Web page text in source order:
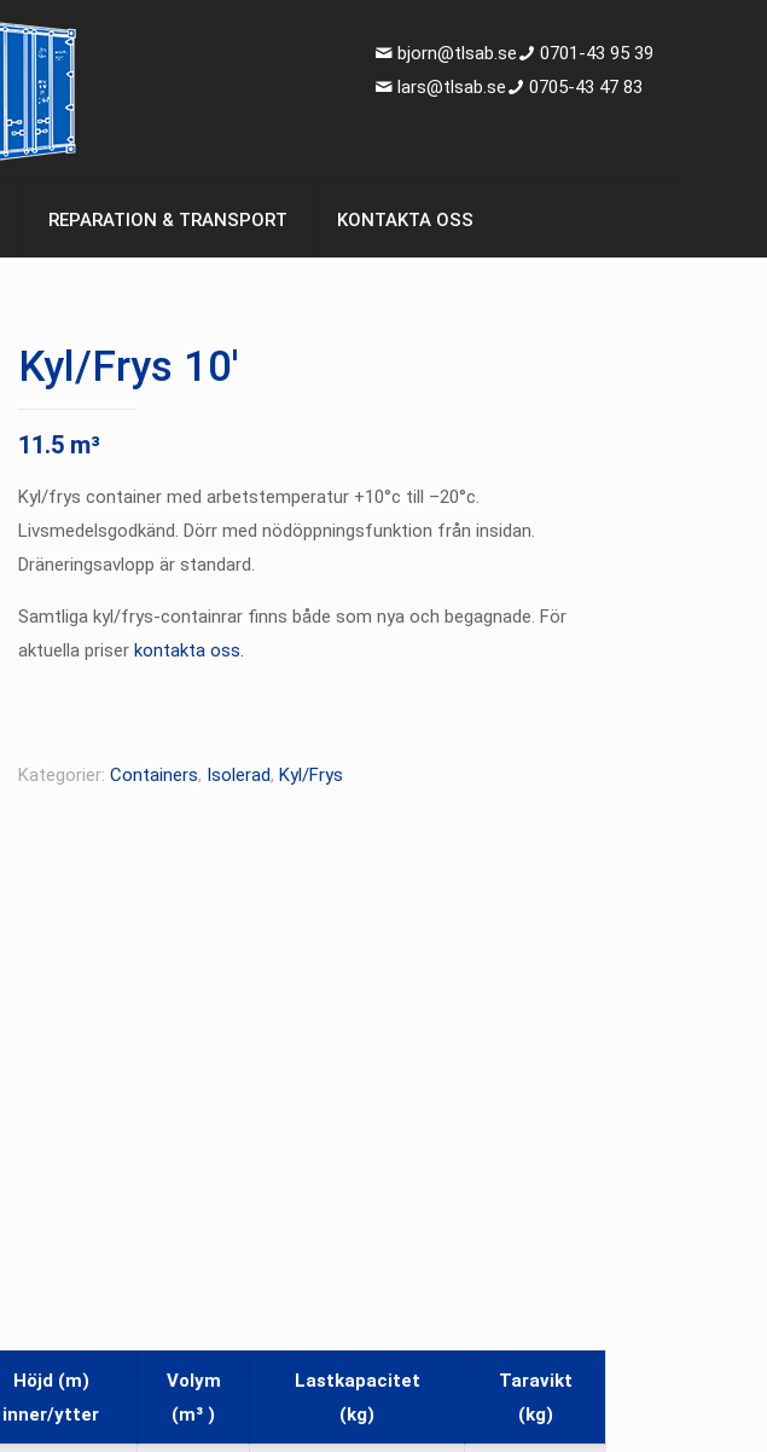
bjorn@tlsab.se
0701-43 95 39
lars@tlsab.se
0705-43 47 83
REPARATION & TRANSPORT KONTAKTA OSS
Kyl/Frys 10′
11.5 m³
Kyl/frys container med arbetstemperatur +10°c till –20°c.
Livsmedelsgodkänd. Dörr med nödöppningsfunktion från insidan.
Dräneringsavlopp är standard.
Samtliga kyl/frys-containrar finns både som nya och begagnade. För
aktuella priser kontakta oss.
Kategorier: Containers, Isolerad, Kyl/Frys
Höjd (m)
inner/ytter
Volym
(m³ )
Lastkapacitet
(kg)
Taravikt
(kg)